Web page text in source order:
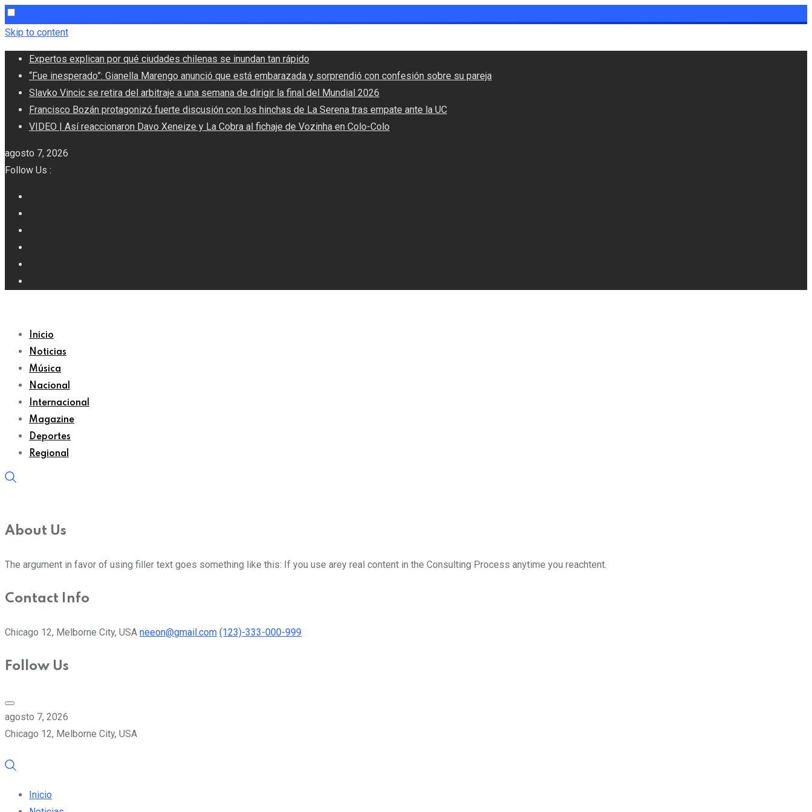
Skip to content
Expertos explican por qué ciudades chilenas se inundan tan rápido
“Fue inesperado”: Gianella Marengo anunció que está embarazada y sorprendió con confesión sobre su pareja
Slavko Vincic se retira del arbitraje a una semana de dirigir la final del Mundial 2026
Francisco Bozán protagonizó fuerte discusión con los hinchas de La Serena tras empate ante la UC
VIDEO | Así reaccionaron Davo Xeneize y La Cobra al fichaje de Vozinha en Colo-Colo
agosto 7, 2026
Follow Us :
Inicio
Noticias
Música
Nacional
Internacional
Magazine
Deportes
Regional
About Us
The argument in favor of using filler text goes something like this: If you use arey real content in the Consulting Process anytime you reachtent.
Contact Info
Chicago 12, Melborne City, USA neeon@gmail.com (123)-333-000-999
Follow Us
agosto 7, 2026
Chicago 12, Melborne City, USA
Inicio